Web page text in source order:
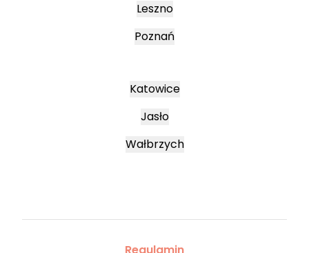
Leszno
Poznań
Katowice
Jasło
Wałbrzych